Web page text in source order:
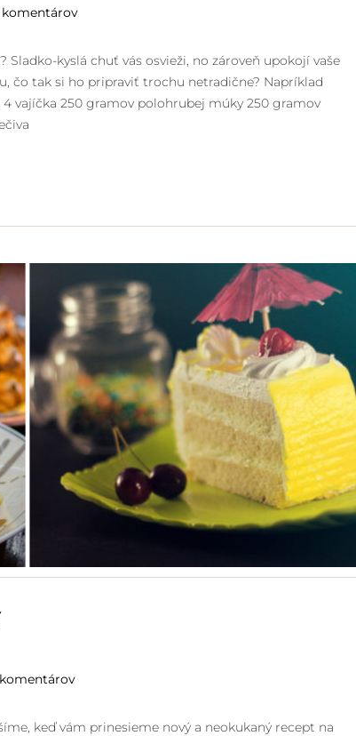
kyslá chuť vás osvieži, no zároveň upokojí vaše
čo tak si ho pripraviť trochu netradične? Napríklad
vajíčka 250 gramov polohrubej múky 250 gramov
keď vám prinesieme nový a neokukaný recept na